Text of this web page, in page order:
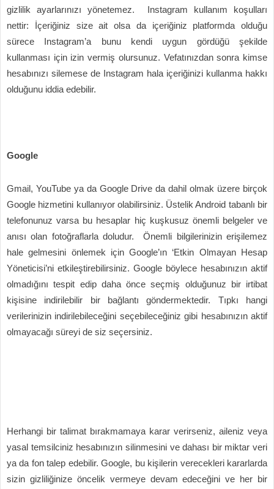
gizlilik ayarlarınızı yönetemez. Instagram kullanım koşulları
nettir: İçeriğiniz size ait olsa da içeriğiniz platformda olduğu
sürece Instagram’a bunu kendi uygun gördüğü şekilde
kullanması için izin vermiş olursunuz. Vefatınızdan sonra kimse
hesabınızı silemese de Instagram hala içeriğinizi kullanma hakkı
olduğunu iddia edebilir.
Google
Gmail, YouTube ya da Google Drive da dahil olmak üzere birçok
Google hizmetini kullanıyor olabilirsiniz. Üstelik Android tabanlı bir
telefonunuz varsa bu hesaplar hiç kuşkusuz önemli belgeler ve
anısı olan fotoğraflarla doludur. Önemli bilgilerinizin erişilemez
hale gelmesini önlemek için Google’ın ‘Etkin Olmayan Hesap
Yöneticisi’ni etkileştirebilirsiniz. Google böylece hesabınızın aktif
olmadığını tespit edip daha önce seçmiş olduğunuz bir irtibat
kişisine indirilebilir bir bağlantı göndermektedir. Tıpkı hangi
verilerinizin indirilebileceğini seçebileceğiniz gibi hesabınızın aktif
olmayacağı süreyi de siz seçersiniz.
Herhangi bir talimat bırakmamaya karar verirseniz, aileniz veya
yasal temsilciniz hesabınızın silinmesini ve dahası bir miktar veri
ya da fon talep edebilir. Google, bu kişilerin verecekleri kararlarda
sizin gizliliğinize öncelik vermeye devam edeceğini ve her bir